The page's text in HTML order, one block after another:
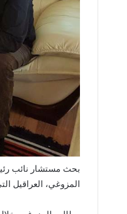
بحث مستشار نائب
المزوغي، العراقيل